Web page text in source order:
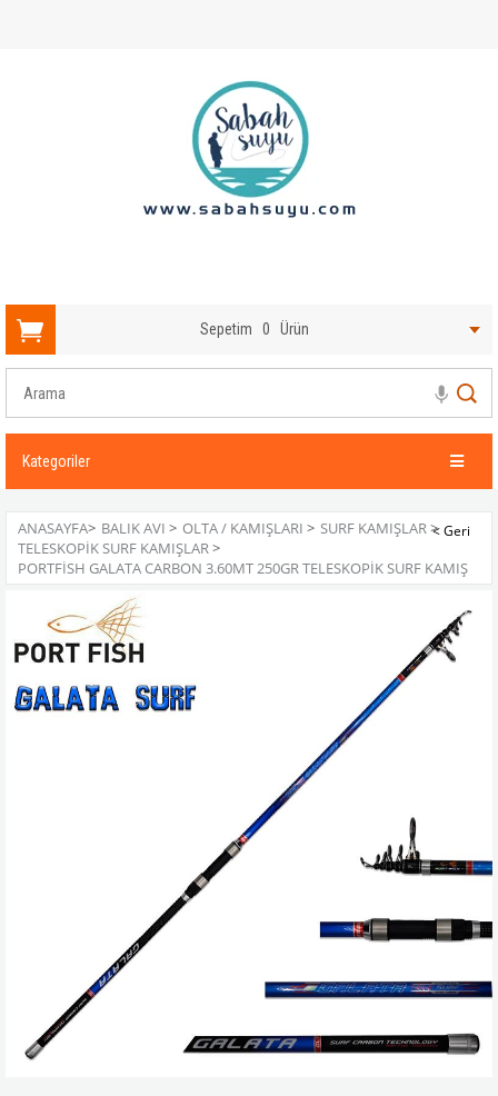
Sepetim 0 Ürün
Kategoriler
ANASAYFA> BALIK AVI > OLTA / KAMIŞLARI > SURF KAMIŞLAR>
TELESKOPIK SURF KAMIŞLAR>
PORTFISH GALATA CARBON 3.60MT 250GR TELESKOPIK SURF KAMIŞ